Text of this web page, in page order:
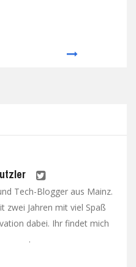
Tech-Blogger aus Mainz.
zwei Jahren mit viel Spaß
dabei. Ihr findet mich
.